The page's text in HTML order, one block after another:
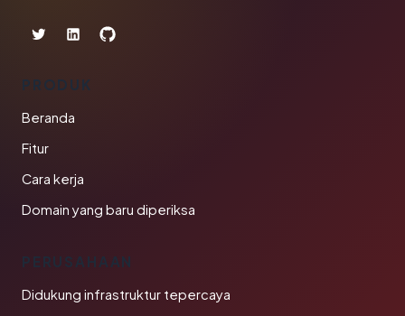
PRODUK
Beranda
Fitur
Cara kerja
Domain yang baru diperiksa
PERUSAHAAN
Didukung infrastruktur tepercaya